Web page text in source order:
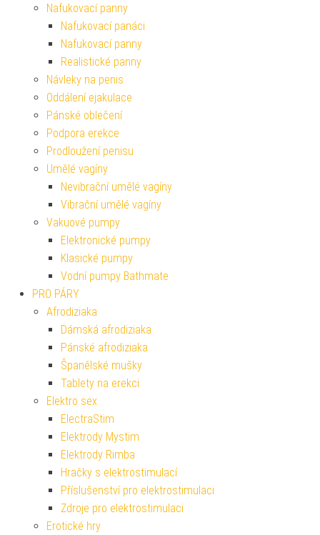
Nafukovací panny
Nafukovací panáci
Nafukovací panny
Realistické panny
Návleky na penis
Oddálení ejakulace
Pánské oblečení
Podpora erekce
Prodloužení penisu
Umělé vagíny
Nevibrační umělé vagíny
Vibrační umělé vagíny
Vakuové pumpy
Elektronické pumpy
Klasické pumpy
Vodní pumpy Bathmate
PRO PÁRY
Afrodiziaka
Dámská afrodiziaka
Pánské afrodiziaka
Španělské mušky
Tablety na erekci
Elektro sex
ElectraStim
Elektrody Mystim
Elektrody Rimba
Hračky s elektrostimulací
Příslušenství pro elektrostimulaci
Zdroje pro elektrostimulaci
Erotické hry